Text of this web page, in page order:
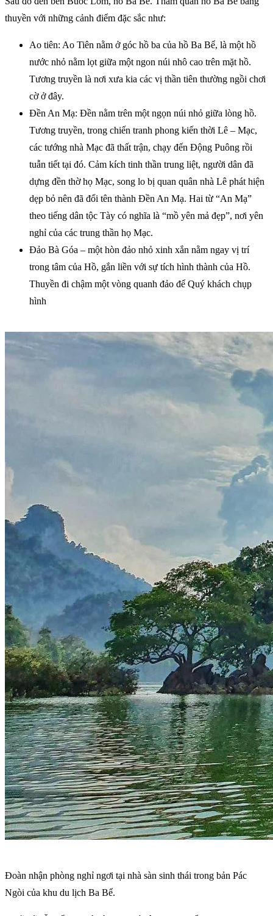
thuyền với những cảnh điểm đặc sắc như:
Ao tiên: Ao Tiên nằm ở góc hồ ba của hồ Ba Bể, là một hồ
nước nhỏ nằm lọt giữa một ngon núi nhô cao trên mặt hồ.
Tương truyền là nơi xưa kia các vị thần tiên thường ngồi chơi
cờ ở đây.
Đền An Mạ: Đền nằm trên một ngọn núi nhỏ giữa lòng hồ.
Tương truyền, trong chiến tranh phong kiến thời Lê – Mạc,
các tướng nhà Mạc đã thất trận, chạy đến Động Puông rồi
tuẫn tiết tại đó. Cảm kích tinh thần trung liệt, người dân đã
dựng đền thờ họ Mạc, song lo bị quan quân nhà Lê phát hiện
dẹp bỏ nên đã đổi tên thành Đền An Mạ. Hai từ “An Mạ”
theo tiếng dân tộc Tày có nghĩa là “mồ yên mả đẹp”, nơi yên
nghỉ của các trung thần họ Mạc.
Đảo Bà Góa – một hòn đảo nhỏ xinh xắn nằm ngay vị trí
trong tâm của Hồ, gắn liền với sự tích hình thành của Hồ.
Thuyền đi chậm một vòng quanh đảo để Quý khách chụp
hình
Đoàn nhận phòng nghỉ ngơi tại nhà sàn sinh thái trong bản Pác
Ngòi của khu du lịch Ba Bể.